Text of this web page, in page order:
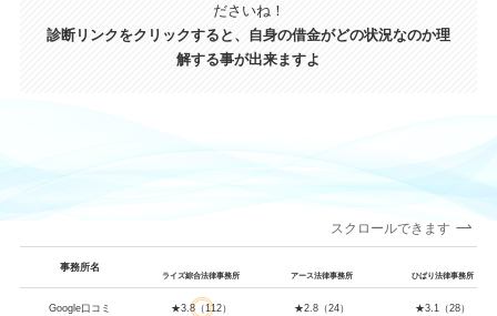
ださいね！
診断リンクをクリックすると、自身の借金がどの状況なのか理
解する事が出来ますよ
スクロールできます
事務所名
ライズ綜合法律事務所 アース法律事務所 ひばり法律事務所
Google口コミ ★3.8（112） ★2.8（24） ★3.1（28）